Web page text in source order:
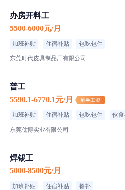
办房开料工
5500-6000元/月
加班补贴 住宿补贴 包吃包住
东莞时代皮具制品厂有限公司
普工
5590.1-6770.1元/月
加班补贴 住宿补贴 包吃包住 伙
东莞优博实业有限公司
焊锡工
5000-8500元/月
加班补贴 住宿补贴 餐补